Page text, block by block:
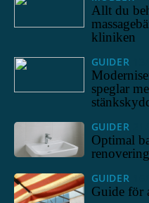
Allt du
kliniken
GUIDER
speglar
GUIDER
Optimal
renovering
GUIDER
Guide för